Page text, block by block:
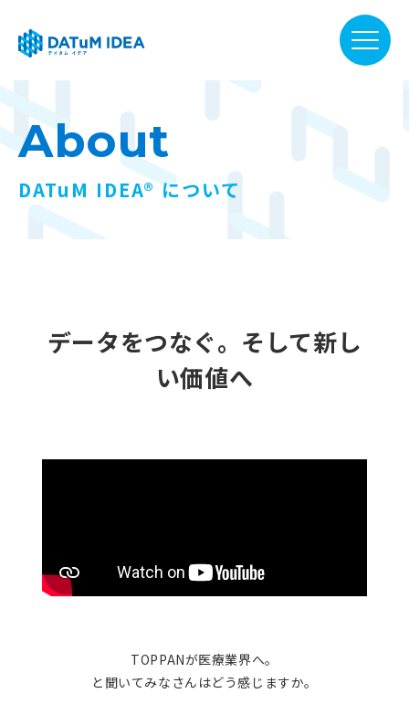
DATuM IDEA® について
提供サービス
活用事例
お問い合わせ
About
DATuM IDEA® について
データをつなぐ。そして新し
い価値へ
TOPPANが医療業界へ。
と聞いてみなさんはどう感じますか。